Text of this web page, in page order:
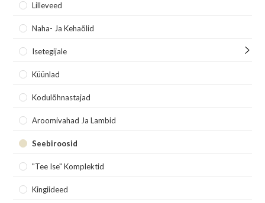
Lilleveed
Naha- Ja Kehaõlid
Isetegijale
Küünlad
Kodulõhnastajad
Aroomivahad Ja Lambid
Seebiroosid
"Tee Ise" Komplektid
Kingiideed